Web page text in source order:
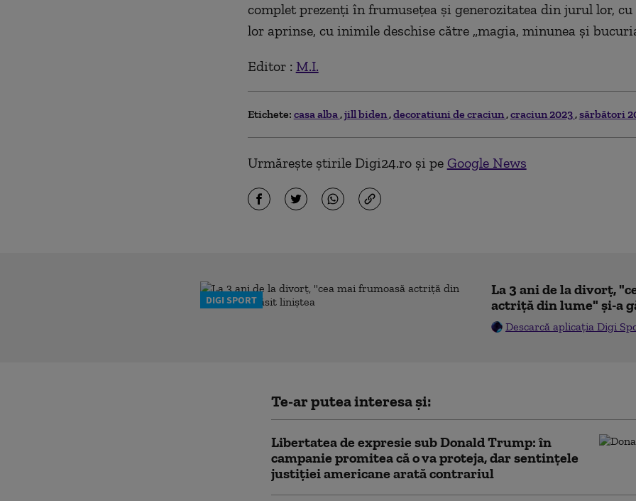
complet prezenți în frumusețea și generozitatea din jurul lor,
lor aprinse, cu inimile deschise către „magia, minunea și
Editor : M.I.
Etichete: casa alba jill biden decoratiuni de craciun craciun 2023 sărbători
Urmărește știrile Digi24.ro și pe Google News
DIGI SPORT
La 3 ani de la divorț,
actriță din lume" și-a
Descarcă aplicația Digi
Te-ar putea interesa și:
Libertatea de expresie sub Donald Trump: în
campanie promitea că o va proteja, dar sentințele
justiției americane arată contrariul